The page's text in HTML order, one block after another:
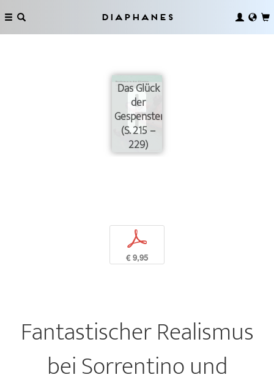
Diaphanes
Das Glück
der
Gespenster
(S. 215 –
229)
p
€ 9,95
Fantastischer Realismus
bei Sorrentino und